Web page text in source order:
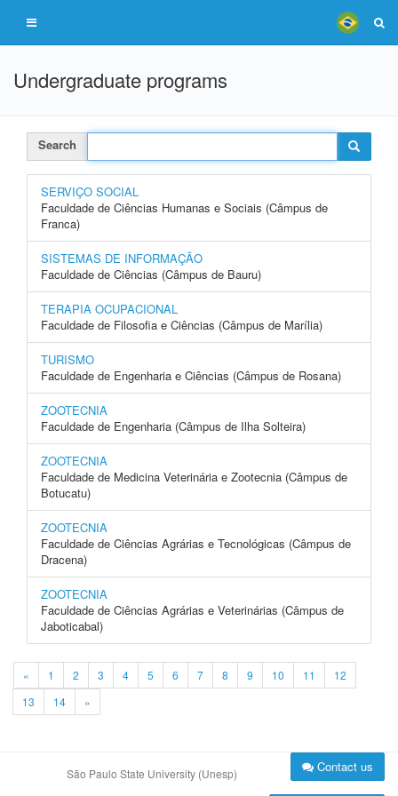
Undergraduate programs
Search
SERVIÇO SOCIAL
Faculdade de Ciências Humanas e Sociais (Câmpus de
Franca)
SISTEMAS DE INFORMAÇÃO
Faculdade de Ciências (Câmpus de Bauru)
TERAPIA OCUPACIONAL
Faculdade de Filosofia e Ciências (Câmpus de Marília)
TURISMO
Faculdade de Engenharia e Ciências (Câmpus de Rosana)
ZOOTECNIA
Faculdade de Engenharia (Câmpus de Ilha Solteira)
ZOOTECNIA
Faculdade de Medicina Veterinária e Zootecnia (Câmpus de
Botucatu)
ZOOTECNIA
Faculdade de Ciências Agrárias e Tecnológicas (Câmpus de
Dracena)
ZOOTECNIA
Faculdade de Ciências Agrárias e Veterinárias (Câmpus de
Jaboticabal)
« 1 2 3 4 5 6 7 8 9 10 11
12
13
14 »
São Paulo State University (Unesp) Contact us